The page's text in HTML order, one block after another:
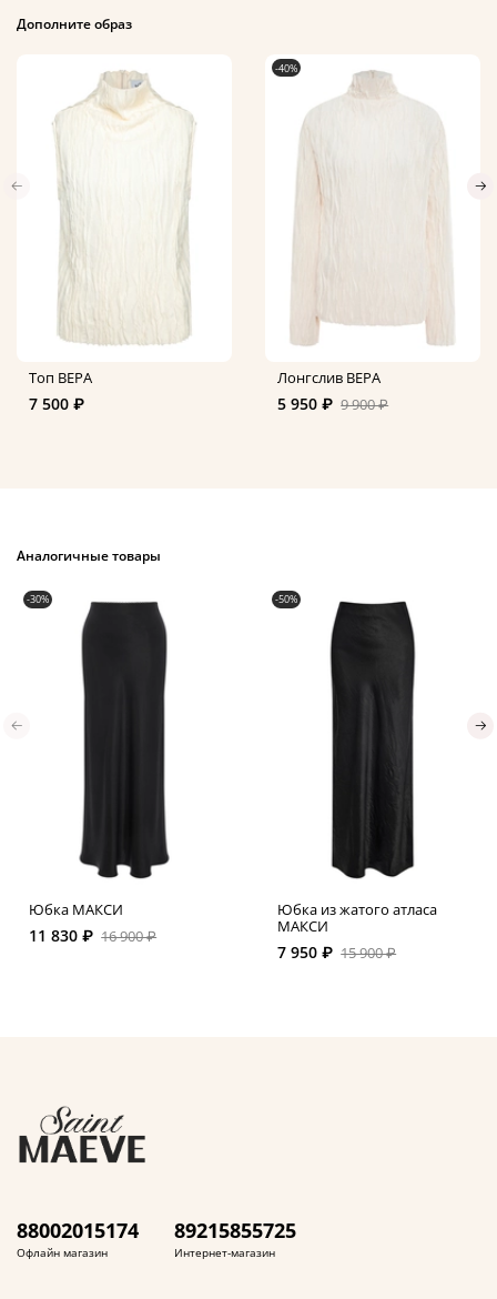
Дополните образ
Топ ВЕРА
7 500 ₽
-40%
Лонгслив ВЕРА
5 950 ₽ 9 900 ₽
Аналогичные товары
-30%
Юбка МАКСИ
11 830 ₽ 16 900 ₽
-50%
Юбка из жатого атласа
МАКСИ
7 950 ₽ 15 900 ₽
88002015174
Офлайн магазин
89215855725
Интернет-магазин